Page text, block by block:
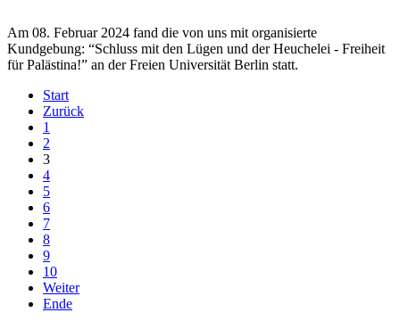
Am 08. Februar 2024 fand die von uns mit organisierte
Kundgebung: “Schluss mit den Lügen und der Heuchelei - Freiheit
für Palästina!” an der Freien Universität Berlin statt.
Start
Zurück
1
2
3
4
5
6
7
8
9
10
Weiter
Ende